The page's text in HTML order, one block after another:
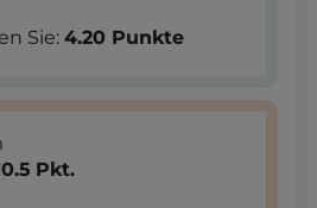
Sie: 4.20 Punkte
Pkt.